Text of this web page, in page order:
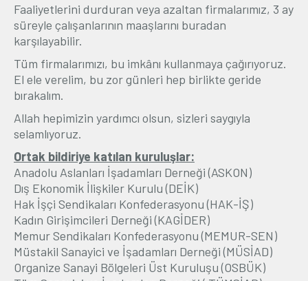
Faaliyetlerini durduran veya azaltan firmalarımız, 3 ay
süreyle çalışanlarının maaşlarını buradan
karşılayabilir.
Tüm firmalarımızı, bu imkânı kullanmaya çağırıyoruz.
El ele verelim, bu zor günleri hep birlikte geride
bırakalım.
Allah hepimizin yardımcı olsun, sizleri saygıyla
selamlıyoruz.
Ortak bildiriye katılan kuruluşlar:
Anadolu Aslanları İşadamları Derneği (ASKON)
Dış Ekonomik İlişkiler Kurulu (DEİK)
Hak İşçi Sendikaları Konfederasyonu (HAK-İŞ)
Kadın Girişimcileri Derneği (KAGİDER)
Memur Sendikaları Konfederasyonu (MEMUR-SEN)
Müstakil Sanayici ve İşadamları Derneği (MÜSİAD)
Organize Sanayi Bölgeleri Üst Kuruluşu (OSBÜK)